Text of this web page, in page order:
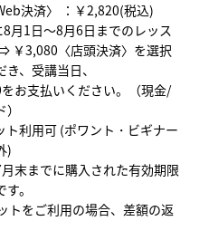
決済〉 ：￥2,820(税込)
月1日～8月6日までのレッス
￥3,080〈店頭決済〉を選択
、受講当日、
お支払いください。（現金/
利用可 (ポワント・ビギナー
)
末までに購入された有効期限
。
トをご利用の場合、差額の返